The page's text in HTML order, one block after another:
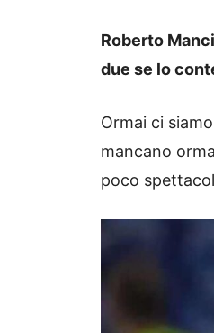
Roberto
due se lo
Ormai ci
mancano
poco